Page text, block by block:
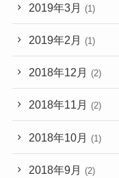
2019年3月 (1)
2019年2月 (1)
2018年12月 (2)
2018年11月 (2)
2018年10月 (1)
2018年9月 (2)